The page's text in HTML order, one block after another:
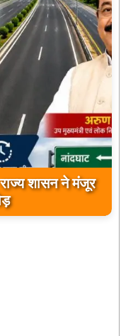
में दी जान, फांसी के